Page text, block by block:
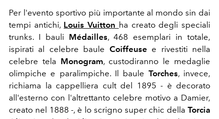
Per l'evento sportivo più importante al mondo sin dai
tempi antichi, Louis Vuitton ha creato degli speciali
trunks. I bauli Médailles, 468 esemplari in totale,
ispirati al celebre baule Coiffeuse e rivestiti nella
celebre tela Monogram, custodiranno le medaglie
olimpiche e paralimpiche. Il baule Torches, invece,
richiama la cappelliera cult del 1895 - è decorato
all'esterno con l'altrettanto celebre motivo a Damier,
creato nel 1888 -, è lo scrigno super chic della Torcia